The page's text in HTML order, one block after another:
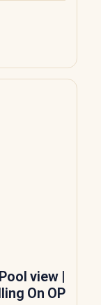
Pool view |
On OP